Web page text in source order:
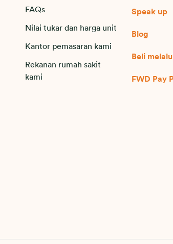
FAQs
Nilai tukar dan harga unit
Kantor pemasaran kami
Rekanan rumah sakit
kami
Speak up
Blog
Beli
FWD Pay